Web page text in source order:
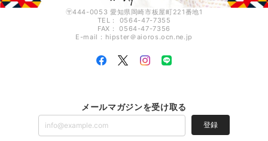
〶444-0053 愛知県岡崎市板屋町221番地1
TEL： 0564-47-7355
FAX： 0564-47-7356
E-mail：hipster＠aioros.ocn.ne.jp
メールマガジンを受け取る
登録